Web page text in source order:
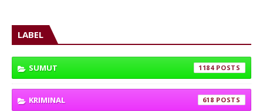
LABEL
SUMUT 1184
KRIMINAL 618